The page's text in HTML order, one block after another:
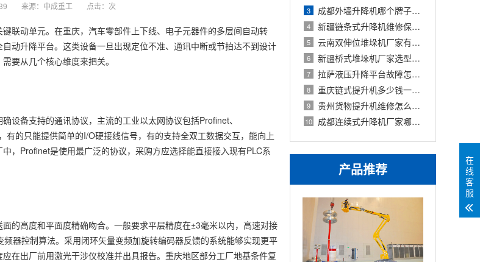
3 成都外墙升降机哪个牌子好？三家公司产
4 新疆链条式升降机维修保养怎么做？202
5 云南双伸位堆垛机厂家有哪些？2026年选型
6 新疆桥式堆垛机厂家选型与成本控制指南
7 拉萨液压升降平台故障怎么处理？高原环
8 重庆链式提升机多少钱一台？2026年价格参
9 贵州货物提升机维修怎么收费？2026年故障
10 成都连续式升降机厂家哪家好？见田、麦
产品推荐
来源：中成重工 点击： 次
联动单元。在重庆，汽车零部件上下线、电子元器件的多层间自动转
动升降平台。这类设备一旦出现定位不准、通讯中断或节拍达不到设计
要从几个核心维度来把关。
设备支持的通讯协议，主流的工业以太网协议包括Profinet、
的只能提供简单的I/O硬接线信号，有的支持全双工数据交互，能向上
，Profinet是使用最广泛的协议，采购方应选择能直接接入现有PLC系
的高度和平面度精确吻合。一般要求平层精度在±3毫米以内，高速对接
器控制算法。采用闭环矢量变频加旋转编码器反馈的系统能够实现更平
在出厂前用激光干涉仪校准并出具报告。重庆地区部分工厂地基条件复
在
线
客
服